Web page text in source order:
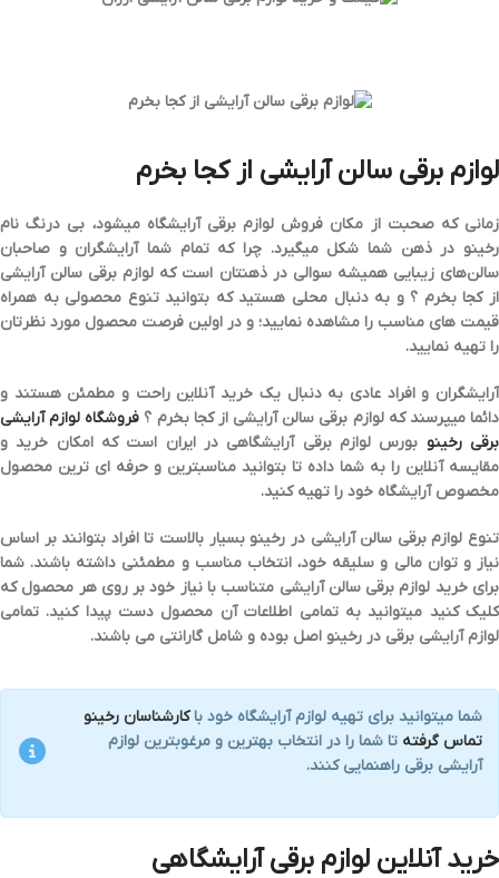
لوازم برقی سالن آرایشی از کجا بخرم
زمانی که صحبت از مکان فروش لوازم برقی آرایشگاه میشود، بی درنگ نام
رخینو در ذهن شما شکل میگیرد. چرا که تمام شما آرایشگران و صاحبان
سالن‌های زیبایی همیشه سوالی در ذهنتان است که لوازم برقی سالن آرایشی
از کجا بخرم ؟ و به دنبال محلی هستید که بتوانید تنوع محصولی به همراه
قیمت های مناسب را مشاهده نمایید؛ و در اولین فرصت محصول مورد نظرتان
را تهیه نمایید.
آرایشگران و افراد عادی به دنبال یک خرید آنلاین راحت و مطمئن هستند و
دائما میپرسند که لوازم برقی سالن آرایشی از کجا بخرم ؟ فروشگاه لوازم آرایشی
برقی رخینو بورس لوازم برقی آرایشگاهی در ایران است که امکان خرید و
مقایسه آنلاین را به شما داده تا بتوانید مناسبترین و حرفه ای ترین محصول
مخصوص آرایشگاه خود را تهیه کنید.
تنوع لوازم برقی سالن آرایشی در رخینو بسیار بالاست تا افراد بتوانند بر اساس
نیاز و توان مالی و سلیقه خود، انتخاب مناسب و مطمئنی داشته باشند. شما
برایخرید لوازم برقی سالن آرایشی متناسب با نیاز خود بر روی هر محصول که
کلیک کنید میتوانید به تمامی اطلاعات آن محصول دست پیدا کنید. تمامی
لوازم آرایشی برقی در رخینو اصل بوده و شامل گارانتی می باشند.
شما میتوانید برای تهیه لوازم آرایشگاه خود باکارشناسان رخینو
تماس گرفته تا شما را در انتخاب بهترین و مرغوبترین لوازم
آرایشی برقی راهنمایی کنند.
خرید آنلاین لوازم برقی آرایشگاهی